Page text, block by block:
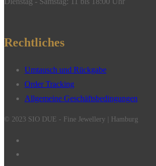
Rechtliches
Umtausch und Rückgabe
Order Tracking
Allgemeine Geschäftsbedingungen
© 2023 SIO DUE - Fine Jewellery | Hamburg